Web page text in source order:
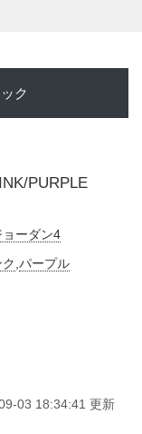
ク
PURPLE
ョーダン4
,パープル
03 18:34:41 更新